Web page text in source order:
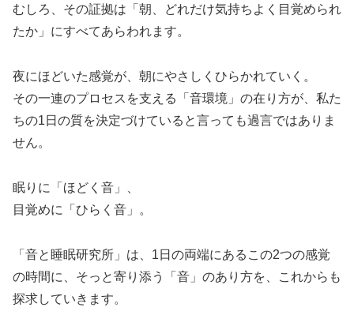
むしろ、その証拠は「朝、どれだけ気持ちよく目覚められ
たか」にすべてあらわれます。
夜にほどいた感覚が、朝にやさしくひらかれていく。
その一連のプロセスを支える「音環境」の在り方が、私た
ちの1日の質を決定づけていると言っても過言ではありま
せん。
眠りに「ほどく音」、
目覚めに「ひらく音」。
「音と睡眠研究所」は、1日の両端にあるこの2つの感覚
の時間に、そっと寄り添う「音」のあり方を、これからも
探求していきます。